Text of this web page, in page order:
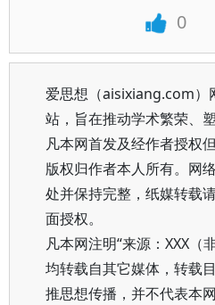
0
爱思想（aisixiang.com）
站，旨在推动学术繁荣、
凡本网首发及经作者授权
版权归作者本人所有。网
处并保持完整，纸媒转载
面授权。
凡本网注明“来源：XXX（
均转载自其它媒体，转载
推思想传播，并不代表本